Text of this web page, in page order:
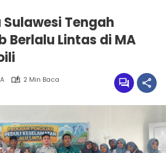
Tengah
Berlalu Lintas di MA
2 Min Baca